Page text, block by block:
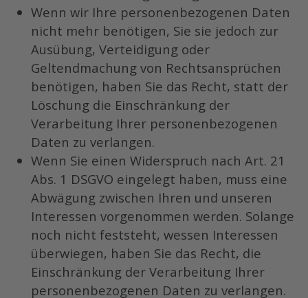
Wenn wir Ihre personenbezogenen Daten
nicht mehr benötigen, Sie sie jedoch zur
Ausübung, Verteidigung oder
Geltendmachung von Rechtsansprüchen
benötigen, haben Sie das Recht, statt der
Löschung die Einschränkung der
Verarbeitung Ihrer personenbezogenen
Daten zu verlangen.
Wenn Sie einen Widerspruch nach Art. 21
Abs. 1 DSGVO eingelegt haben, muss eine
Abwägung zwischen Ihren und unseren
Interessen vorgenommen werden. Solange
noch nicht feststeht, wessen Interessen
überwiegen, haben Sie das Recht, die
Einschränkung der Verarbeitung Ihrer
personenbezogenen Daten zu verlangen.